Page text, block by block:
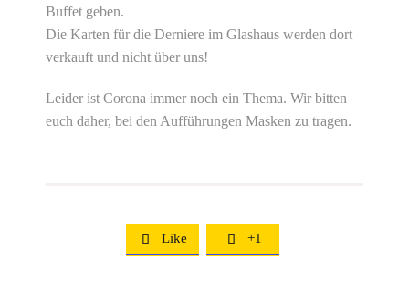
Buffet geben.
Die Karten für die Derniere im Glashaus werden dort
verkauft und nicht über uns!
Leider ist Corona immer noch ein Thema. Wir bitten
euch daher, bei den Aufführungen Masken zu tragen.
 Like  +1